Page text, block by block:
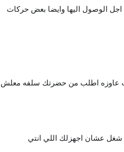
الوصول اليها وايضا بعض حركات
عاوزه اطلب من حضرتك سلفه معلش
عشان اجهزلك اللي انتي